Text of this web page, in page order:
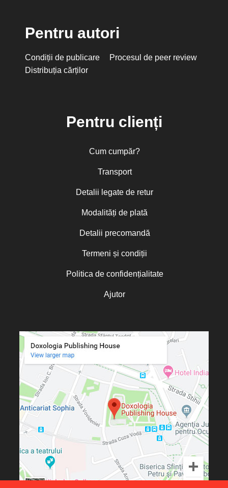
Pentru autori
Condiții de publicare
Procesul de peer review
Distribuția cărților
Pentru clienți
Cum cumpăr?
Transport
Detalii legate de retur
Modalități de plată
Detalii precomandă
Termeni și condiții
Politica de confidențialitate
Ajutor